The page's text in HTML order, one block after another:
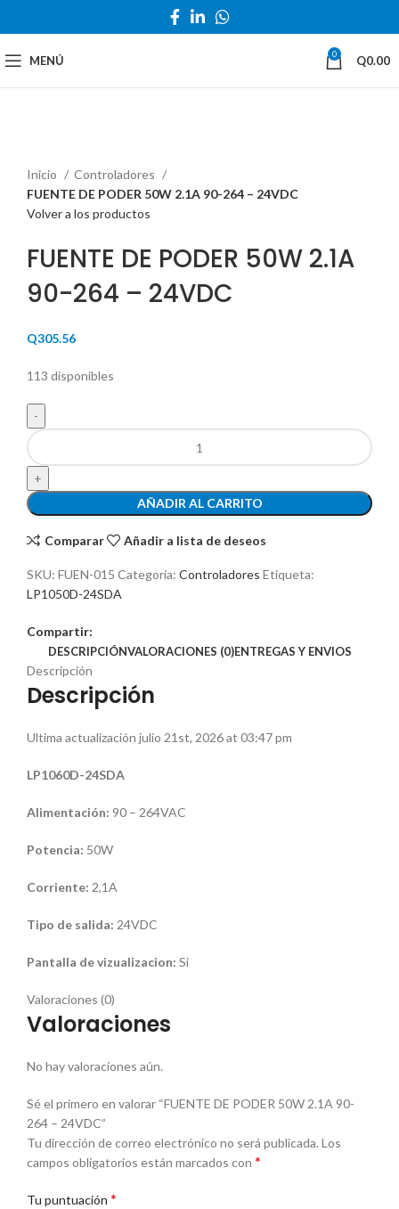
MENÚ 0 Q0.00
Inicio
Controladores
FUENTE DE PODER 50W 2.1A 90-264 – 24VDC
Volver a los productos
FUENTE DE PODER 50W 2.1A
90-264 – 24VDC
Q305.56
113 disponibles
AÑADIR AL CARRITO
Comparar Añadir a lista de deseos
SKU: FUEN-015 Categoría: Controladores Etiqueta:
LP1050D-24SDA
Compartir:
DESCRIPCIÓNVALORACIONES (0)ENTREGAS Y ENVIOS
Descripción
Descripción
Ultima actualización julio 21st, 2026 at 03:47 pm
LP1060D-24SDA
Alimentación: 90 – 264VAC
Potencia: 50W
Corriente: 2,1A
Tipo de salida: 24VDC
Pantalla de vizualizacion: Si
Valoraciones (0)
Valoraciones
No hay valoraciones aún.
Sé el primero en valorar “FUENTE DE PODER 50W 2.1A 90-
264 – 24VDC”
Tu dirección de correo electrónico no será publicada.Los
campos obligatorios están marcados con *
Tu puntuación *